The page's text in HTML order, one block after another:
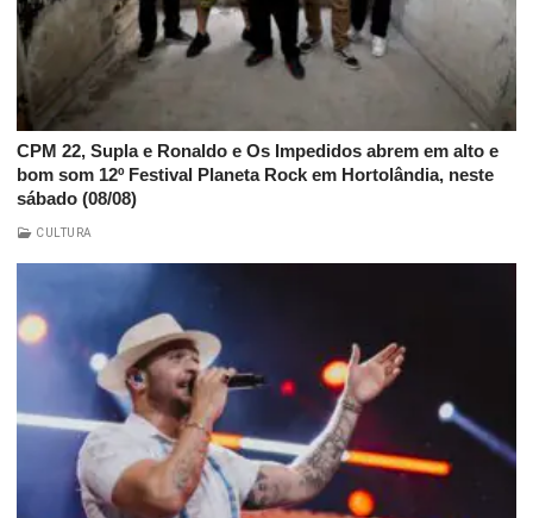
CPM 22, Supla e Ronaldo e Os Impedidos abrem em alto e
bom som 12º Festival Planeta Rock em Hortolândia, neste
sábado (08/08)
CULTURA